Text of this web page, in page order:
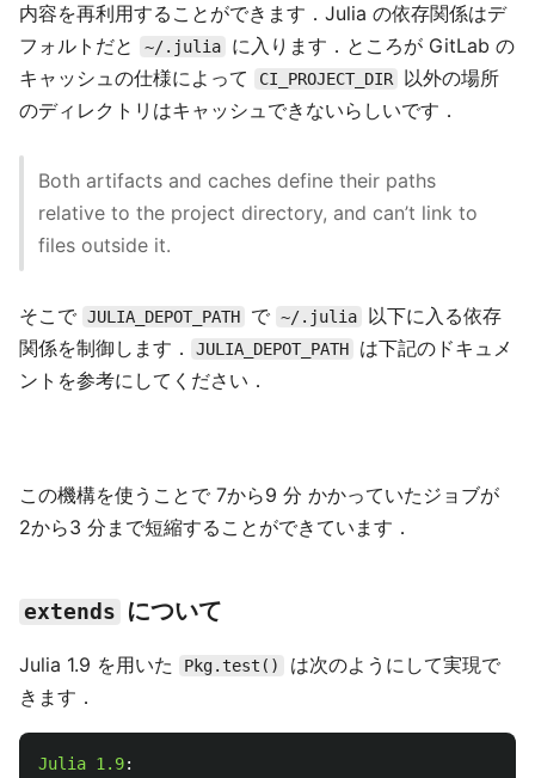
内容を再利用することができます．Julia の依存関係はデ
フォルトだと
~/.julia
に入ります．ところが GitLab の
キャッシュの仕様によって
CI_PROJECT_DIR
以外の場所
のディレクトリはキャッシュできないらしいです．
Both artifacts and caches define their paths
relative to the project directory, and can’t link to
files outside it.
そこで JULIA_DEPOT_PATH で ~/.julia
以下に入る依存
関係を制御します．
JULIA_DEPOT_PATH
は下記のドキュメ
ントを参考にしてください．
この機構を使うことで 7から9 分 かかっていたジョブが
2から3 分まで短縮することができています．
extends について
Julia 1.9 を用いた Pkg.test()
は次のようにして実現で
きます．
Julia 1.9: